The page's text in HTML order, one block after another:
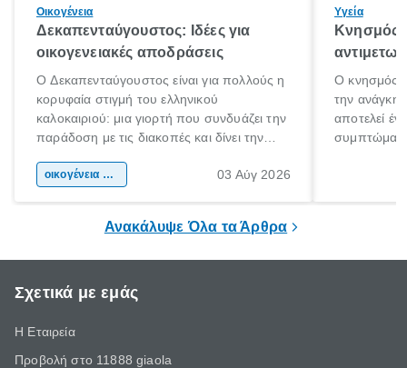
Οικογένεια
Δεκαπενταύγουστος: Ιδέες για
οικογενειακές αποδράσεις
Ο Δεκαπενταύγουστος είναι για πολλούς η
κορυφαία στιγμή του ελληνικού
καλοκαιριού: μια γιορτή που συνδυάζει την
παράδοση με τις διακοπές και δίνει την
χώρας. Είτε πρόκειται για λίγες μέρες
οικογένεια & παιδί 03 Αύγ 2026
Υγεία
Κνησμός:
Ο κνησμός
την ανάγκη
αποτελεί
Ανακάλυψε Όλα τα Άρθρα
Σχετικά με εμάς
Η Εταιρεία
Προβολή στο 11888 giaola